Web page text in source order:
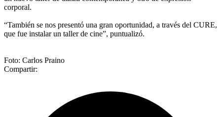
corporal.
“También se nos presentó una gran oportunidad, a través del CURE,
que fue instalar un taller de cine”, puntualizó.
Foto: Carlos Praino
Compartir: